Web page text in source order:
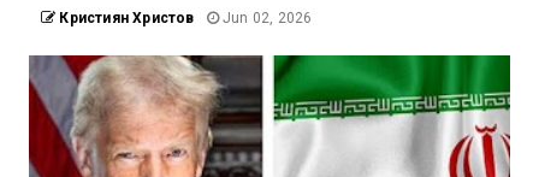
Кристиян Христов Jun 02, 2026